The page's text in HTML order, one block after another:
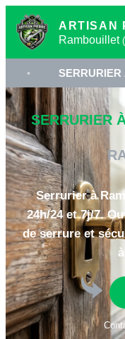
ARTISAN
Rambouillet
SERRURIER À
SERRURIER
Serrurier à
24h/24 et 7j/7.
de serrure et